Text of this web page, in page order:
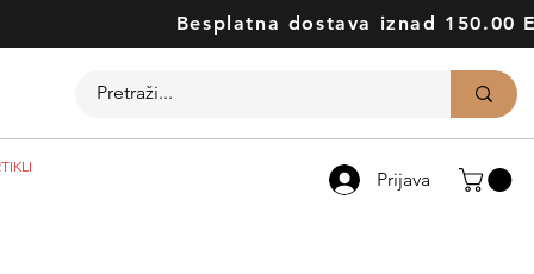
Besplatna dostava iznad 150.00
Prijava